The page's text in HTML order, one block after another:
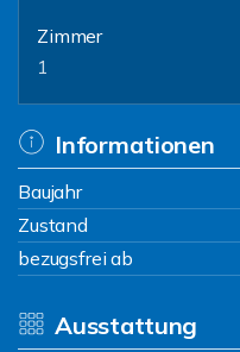
Zimmer
1
Informationen
Baujahr
Zustand
bezugsfrei ab
Ausstattung